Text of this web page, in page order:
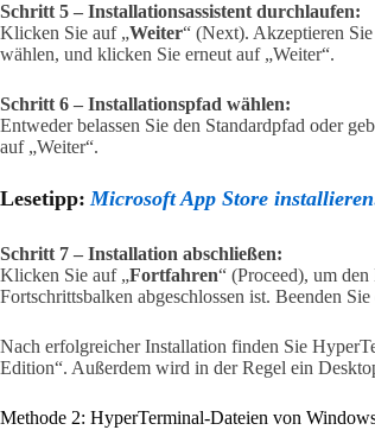
Schritt 5 – Installationsassistent durchlaufen:
Klicken Sie auf „Weiter“ (Next). Akzeptieren
wählen, und klicken Sie erneut auf „Weiter“.
Schritt 6 – Installationspfad wählen:
Entweder belassen Sie den Standardpfad oder
auf „Weiter“.
Lesetipp: Microsoft App Store
Schritt 7 – Installation abschließen:
Klicken Sie auf „Fortfahren“ (Proceed), um
Fortschrittsbalken abgeschlossen ist. Beenden
Nach erfolgreicher Installation finden Sie
Edition“. Außerdem wird in der Regel ein
Methode 2: HyperTerminal-Dateien von